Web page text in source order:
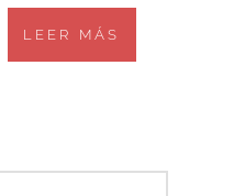
LEER MÁS